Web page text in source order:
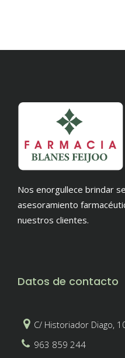
Nos enorgullece brindar
asesoramiento
nuestros clientes.
Datos de contacto
C/ Historiador Diago,
963 859 244